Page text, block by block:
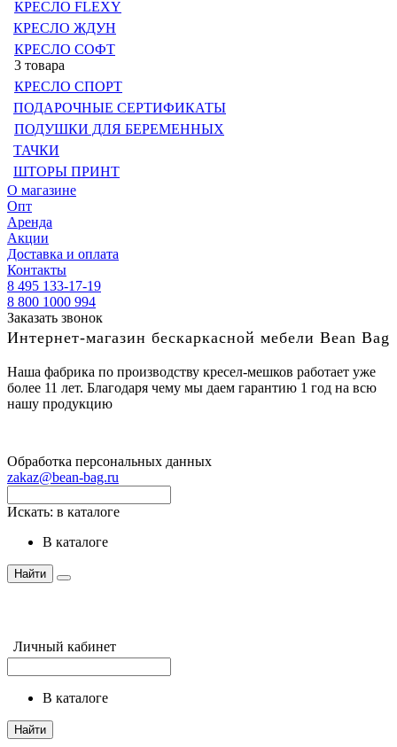
КРЕСЛО FLEXY
КРЕСЛО ЖДУН
КРЕСЛО СОФТ
3 товара
КРЕСЛО СПОРТ
ПОДАРОЧНЫЕ СЕРТИФИКАТЫ
ПОДУШКИ ДЛЯ БЕРЕМЕННЫХ
ТАЧКИ
ШТОРЫ ПРИНТ
О магазине
Опт
Аренда
Акции
Доставка и оплата
Контакты
8 495 133-17-19
8 800 1000 994
Заказать звонок
Интернет-магазин бескаркасной мебели Bean Bag
Наша фабрика по производству кресел-мешков работает уже
более 11 лет. Благодаря чему мы даем гарантию 1 год на всю
нашу продукцию
Обработка персональных данных
zakaz@bean-bag.ru
Искать: в каталоге
в каталоге
Найти
Личный кабинет
в каталоге
Найти